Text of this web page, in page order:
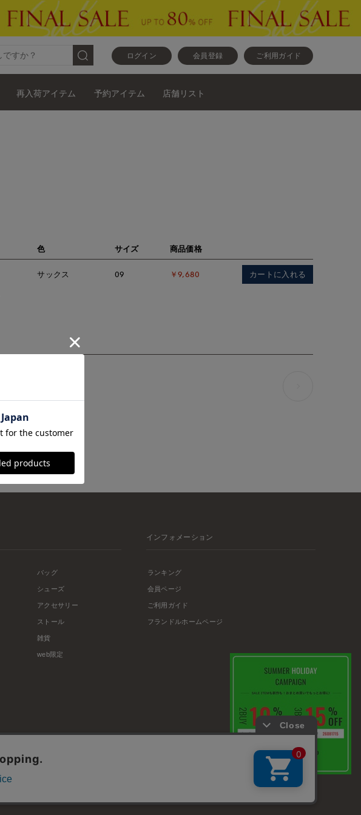
ログイン 会員登録 ご利用ガイド
再入荷アイテム 予約アイテム 店舗リスト
色 サイズ 商品価格
サックス 09 ￥9,680 カートに入れる
バッグ
シューズ
アクセサリー
ストール
雑貨
web限定
インフォメーション
ランキング
会員ページ
ご利用ガイド
フランドルホームページ